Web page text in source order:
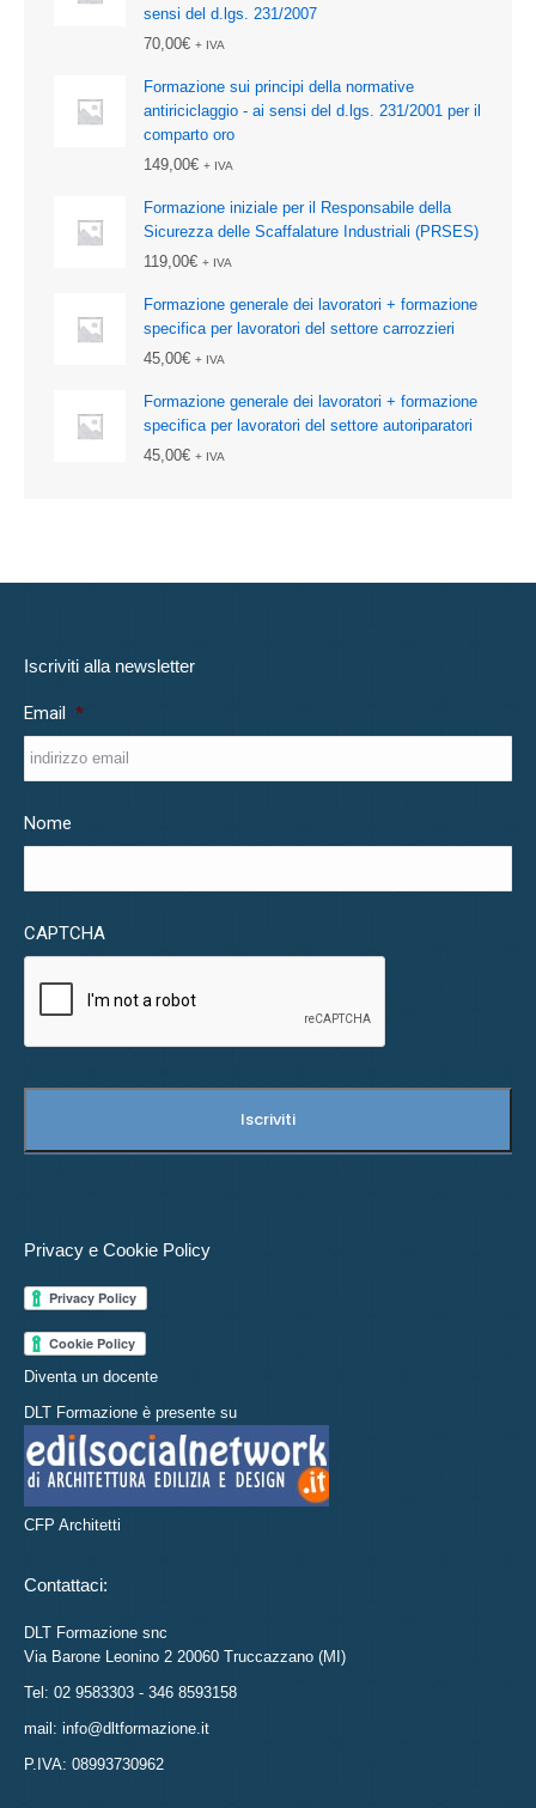
sensi del d.lgs. 231/2007
70,00€ + IVA
Formazione sui principi della normative
antiriciclaggio - ai sensi del d.lgs. 231/2001 per il
comparto oro
149,00€ + IVA
Formazione iniziale per il Responsabile della
Sicurezza delle Scaffalature Industriali (PRSES)
119,00€ + IVA
Formazione generale dei lavoratori + formazione
specifica per lavoratori del settore carrozzieri
45,00€ + IVA
Formazione generale dei lavoratori + formazione
specifica per lavoratori del settore autoriparatori
45,00€ + IVA
Iscriviti alla newsletter
Email *
Nome
CAPTCHA
Privacy e Cookie Policy
Diventa un docente
DLT Formazione è presente su
CFP Architetti
Contattaci:
DLT Formazione snc
Via Barone Leonino 2 20060 Truccazzano (MI)
Tel: 02 9583303 - 346 8593158
mail: info@dltformazione.it
P.IVA: 08993730962